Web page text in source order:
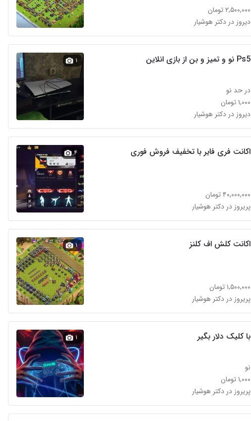
۲,۵۰۰,۰۰۰ تومان
دیروز در دکتر هوشیار
Ps5 نو و تمیز و بن از بازی انلاین
در حد نو
۱,۰۰۰ تومان
دیروز در دکتر هوشیار
۱
اکانت فری فایر با تخفیف فروش فوری
۴۰,۰۰۰,۰۰۰ تومان
پریروز در دکتر هوشیار
۴
اکانت کلش اف کلنز
۱,۵۰۰,۰۰۰ تومان
پریروز در دکتر هوشیار
۱
با کلیک دلار بگیر
نو
۱,۰۰۰ تومان
پریروز در دکتر هوشیار
۱